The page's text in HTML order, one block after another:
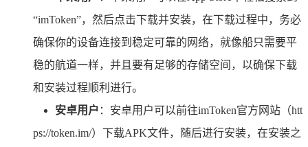
“imToken”，然后点击下载并安装，在下载过程中，务必
确保你的设备连接到稳定可靠的网络，就像船只需要平
稳的航道一样，并且要有足够的存储空间，以确保下载
和安装过程顺利进行。
安卓用户 ：安卓用户可以前往imToken官方网站（htt
ps://token.im/）下载APK文件，随后进行安装，在安装之